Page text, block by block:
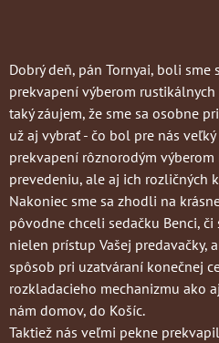
Dobrý deň, pán Tornyai, boli
prekvapení výberom
taký záujem, že sme sa osobne
už aj vybrať - čo bol pre nás
prekvapení rôznorodým
prevedeniu, ale aj ich rozličných
Nakoniec sme sa zhodli na
pôvodne chceli sedačku Benci, či
nielen prístup Vašej predavačky,
spôsob pri uzatváraní konečnej
rozkladacieho mechanizmu ako
nám domov, do Košíc.
Taktiež nás veľmi pekne